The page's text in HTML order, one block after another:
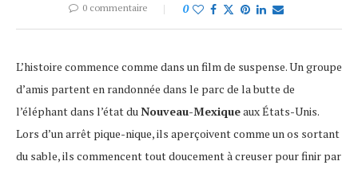
0 commentaire 0
L’histoire commence comme dans un film de suspense. Un groupe
d’amis partent en randonnée dans le parc de la butte de
l’éléphant dans l’état du Nouveau-Mexiqueaux États-Unis.
Lors d’un arrêt pique-nique, ils aperçoivent comme un os sortant
du sable, ils commencent tout doucement à creuser pour finir par